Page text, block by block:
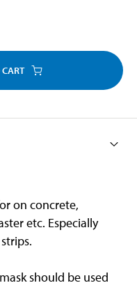
on concrete,
etc. Especially
should be used